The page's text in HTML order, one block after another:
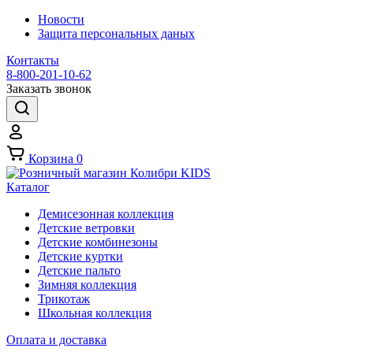
Новости
Защита персональных даных
Контакты
8-800-201-10-62
Заказать звонок
Корзина 0
Каталог
Демисезонная коллекция
Детские ветровки
Детские комбинезоны
Детские куртки
Детские пальто
Зимняя коллекция
Трикотаж
Школьная коллекция
Оплата и доставка